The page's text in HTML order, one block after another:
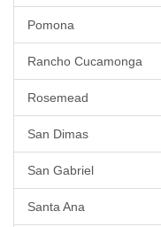
Pomona
Rancho Cucamonga
Rosemead
San Dimas
San Gabriel
Santa Ana